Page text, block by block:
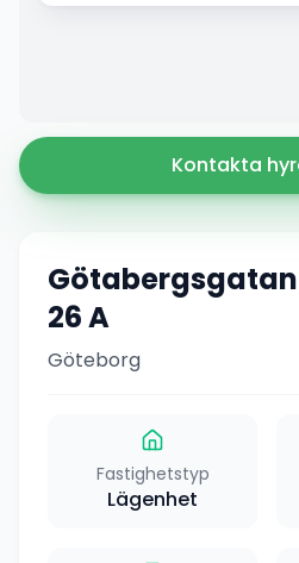
Kontakta
Götabergsgatan
26 A
Göteborg
Fastighetstyp
Lägenhet